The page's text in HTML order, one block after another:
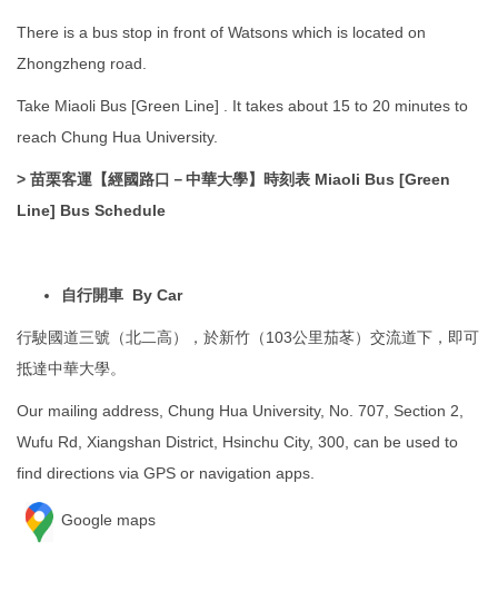
There is a bus stop in front of Watsons which is located on
Zhongzheng road.
Take Miaoli Bus [Green Line] . It takes about 15 to 20 minutes to
reach Chung Hua University.
> 苗栗客運【經國路口－中華大學】時刻表 Miaoli Bus [Green
Line] Bus Schedule
自行開車 By Car
行駛國道三號（北二高），於新竹（103公里茄苳）交流道下，即可
抵達中華大學。
Our mailing address, Chung Hua University, No. 707, Section 2,
Wufu Rd, Xiangshan District, Hsinchu City, 300, can be used to
find directions via GPS or navigation apps.
Google maps